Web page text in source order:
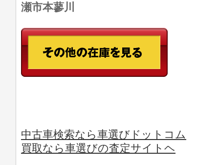
瀬市本蓼川
中古車検索なら車選びドットコム
買取なら車選びの査定サイトヘ